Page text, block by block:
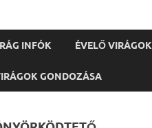
INFÓK ÉVELŐ VIRÁGOK
GONDOZÁSA